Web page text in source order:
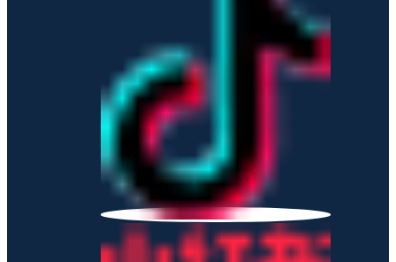
联系我们
资讯中心
企业资讯